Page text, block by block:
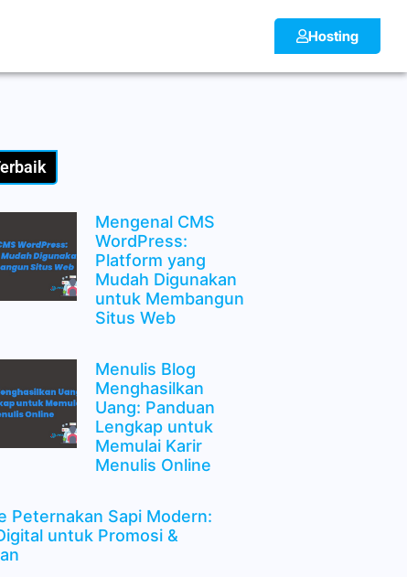
Hosting
Mengenal CMS
WordPress:
Platform yang
Mudah Digunakan
untuk Membangun
Situs Web
Menulis Blog
Menghasilkan
Uang: Panduan
Lengkap untuk
Memulai Karir
Menulis Online
Peternakan Sapi Modern:
untuk Promosi &